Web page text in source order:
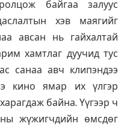
байгаа залуус
хэв маягийг
авсан нь гайхалтай
хамтлаг дуучид тус
санаа авч клипэндээ
кино ямар их үлгэр
байна. Үүгээр ч
жүжигчдийн өмсдөг